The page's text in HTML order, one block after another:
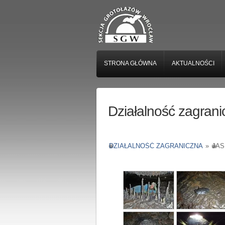
STRONA GŁÓWNA AKTUALNOŚCI
Działalność
DZIAŁALNOŚĆ ZAGRANICZNA »